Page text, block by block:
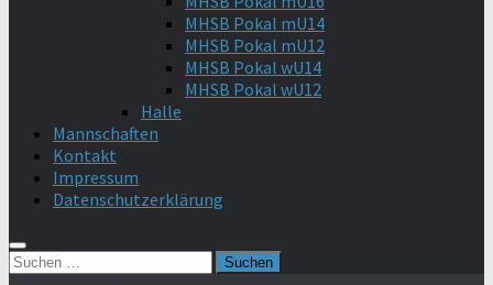
MHSB Pokal mU14
MHSB Pokal mU12
MHSB Pokal wU14
MHSB Pokal wU12
Halle
Mannschaften
Kontakt
Impressum
Datenschutzerklärung
Suchen